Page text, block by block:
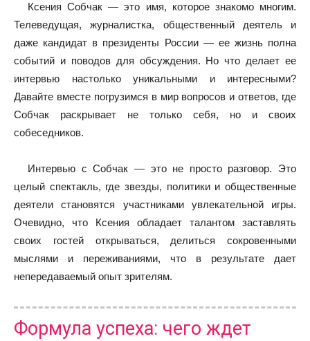
Ксения Собчак — это имя, которое знакомо многим.
Телеведущая, журналистка, общественный деятель и
даже кандидат в президенты России — ее жизнь полна
событий и поводов для обсуждения. Но что делает ее
интервью настолько уникальными и интересными?
Давайте вместе погрузимся в мир вопросов и ответов, где
Собчак раскрывает не только себя, но и своих
собеседников.
Интервью с Собчак — это не просто разговор. Это
целый спектакль, где звезды, политики и общественные
деятели становятся участниками увлекательной игры.
Очевидно, что Ксения обладает талантом заставлять
своих гостей открываться, делиться сокровенными
мыслями и переживаниями, что в результате дает
непередаваемый опыт зрителям.
Формула успеха: чего ждет